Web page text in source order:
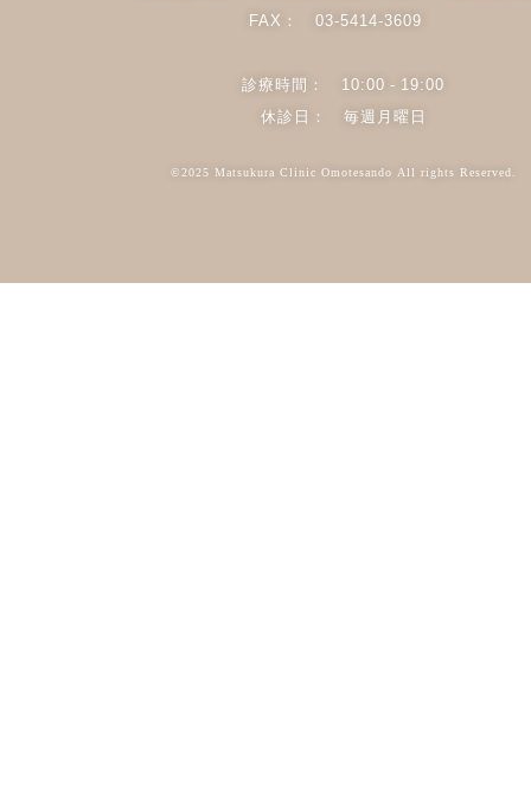
FAX： 03-5414-3609
診療時間： 10:00 - 19:00
休診日： 毎週月曜日
©2025 Matsukura Clinic Omotesando All rights Reserved.